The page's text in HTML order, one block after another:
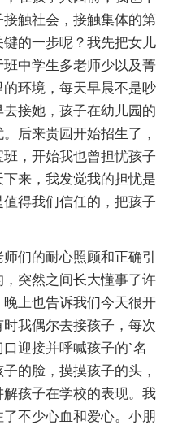
触社会，接触集体的第
的一步呢？我先把女儿
中学生多老师少以及菁
环境，每天早晨不是吵
接她，孩子在幼儿园的
后来贵园开始招生了，
，开始我也曾担忧孩子
来，我发觉我的担忧是
得我们信任的，把孩子
们的耐心照顾和正确引
突然之间长大懂事了许
上也告诉我们今天很开
我偶尔去接孩子，每次
迎接并呼喊孩子的`名
的脸，摸摸孩子的头，
孩子在学校的表现。我
不少心血和爱心。小朋